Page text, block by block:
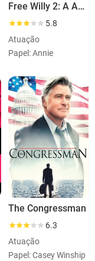
Free Willy 2: A Aventura Continua
5.8
Atuação
Papel: Annie
The Congressman
6.3
Atuação
Papel: Casey Winship